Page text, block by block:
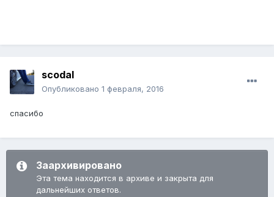
scodal
Опубликовано 1 февраля, 2016
спасибо
Заархивировано
Эта тема находится в архиве и закрыта для
дальнейших ответов.